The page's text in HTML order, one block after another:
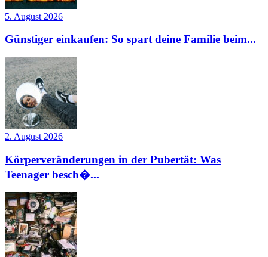
5. August 2026
Günstiger einkaufen: So spart deine Familie beim...
2. August 2026
Körperveränderungen in der Pubertät: Was
Teenager besch�...